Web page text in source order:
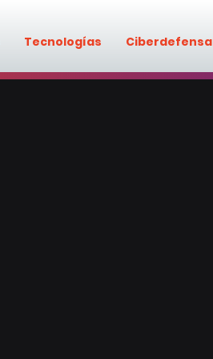
Tecnologías Ciberdefensa